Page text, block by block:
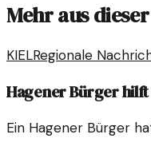
Mehr aus
KIELRegionale
Hagener Bürger
Ein Hagener Bürger